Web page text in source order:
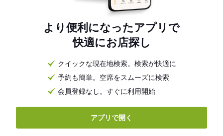
より便利になったアプリで
快適にお店探し
クイックな現在地検索。検索が快適に
予約も簡単。空席をスムーズに検索
会員登録なし。すぐに利用開始
アプリで開く